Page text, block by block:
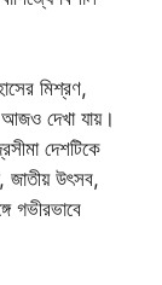
মিশ্রণ,
আজও দেখা যায়।
দেশটিকে
জাতীয় উৎসব,
গভীরভাবে